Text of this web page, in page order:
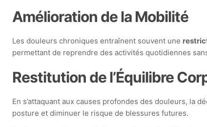
Amélioration de la Mobilité
Les douleurs chroniques entraînent souvent une
permettant de reprendre des activités quotidiennes
Restitution de l’Équilibre
En s’attaquant aux causes profondes des douleurs, la
posture et diminuer le risque de blessures futures.